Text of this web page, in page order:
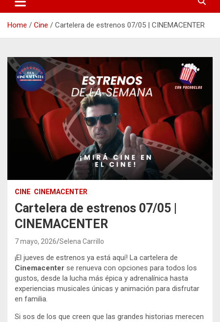
Home Cine Cartelera de estrenos 07/05 | CINEMACENTER
CINE CINEMACENTER
Cartelera de estrenos 07/05 |
CINEMACENTER
7 mayo, 2026 Selena Carrillo
¡El jueves de estrenos ya está aquí! La cartelera de
Cinemacenter se renueva con opciones para todos los
gustos, desde la lucha más épica y adrenalínica hasta
experiencias musicales únicas y animación para disfrutar
en familia.
Si sos de los que creen que las grandes historias merecen